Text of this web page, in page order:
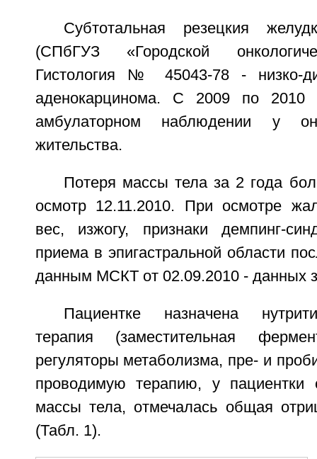
Субтотальная резецкия
(СПбГУЗ «Городской
Гистология № 45043-78 - низко-
аденокарцинома. С 2009 по 2010
амбулаторном наблюдении у
жительства.
Потеря массы тела за 2 года
осмотр 12.11.2010. При осмотре
вес, изжогу, признаки демпинг-
приема в эпигастральной области
данным МСКТ от 02.09.2010 - данных
Пациентке назначена
терапия (заместительная
регуляторы метаболизма, пре- и
проводимую терапию, у пациентки
массы тела, отмечалась общая
(Табл. 1).